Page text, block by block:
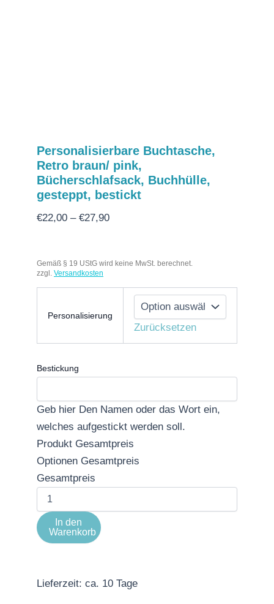
Personalisierbare Buchtasche,
Retro braun/ pink,
Bücherschlafsack, Buchhülle,
gesteppt, bestickt
€22,00 – €27,90
Gemäß § 19 UStG wird keine MwSt. berechnet.
zzgl. Versandkosten
Personalisierung
Zurücksetzen
Bestickung
Geb hier Den Namen oder das Wort ein,
welches aufgestickt werden soll.
Produkt Gesamtpreis
Optionen Gesamtpreis
Gesamtpreis
In den
Warenkorb
Lieferzeit: ca. 10 Tage